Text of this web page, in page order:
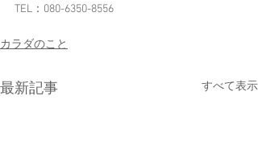
TEL：080-6350-8556​
カラダのこと
最新記事 すべて表示